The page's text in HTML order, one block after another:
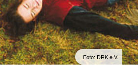
Foto: DRK e.V.